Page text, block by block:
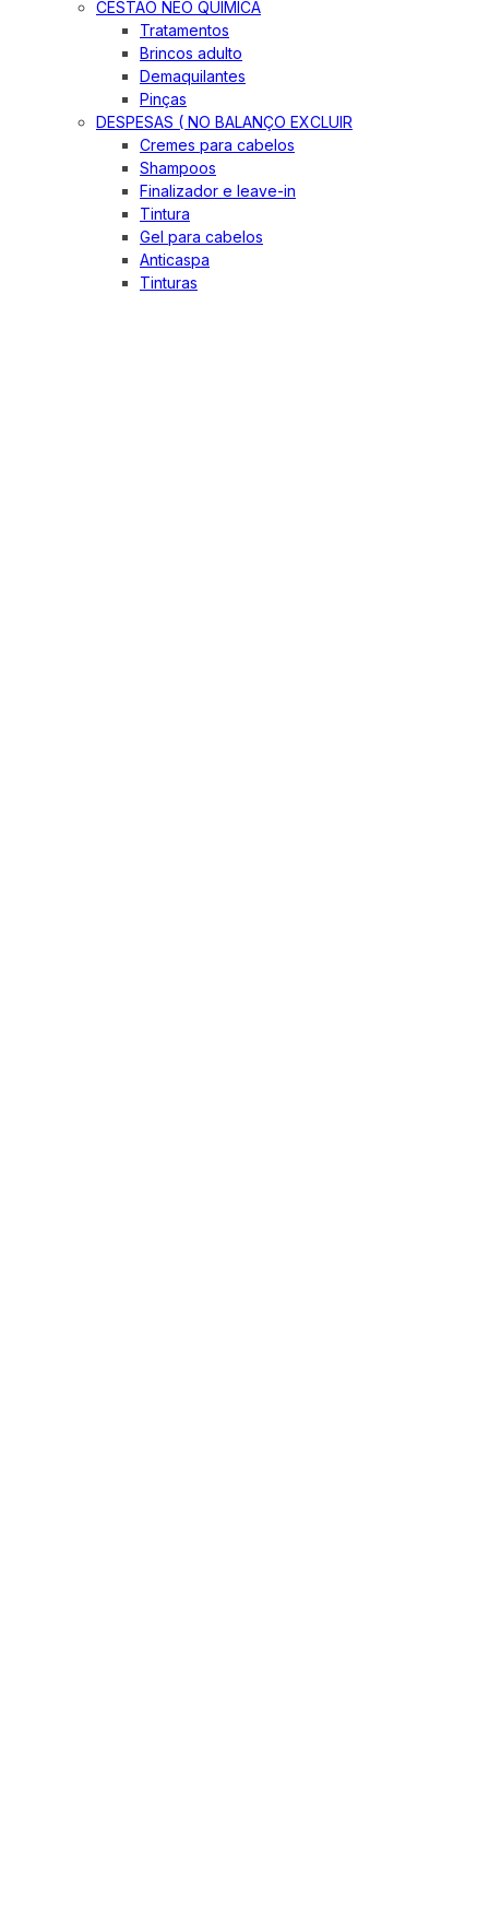
CESTÃO NEO QUIMICA
Tratamentos
Brincos adulto
Demaquilantes
Pinças
DESPESAS ( NO BALANÇO EXCLUIR
Cremes para cabelos
Shampoos
Finalizador e leave-in
Tintura
Gel para cabelos
Anticaspa
Tinturas